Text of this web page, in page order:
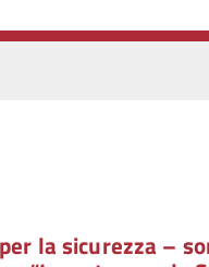
la sicurezza –